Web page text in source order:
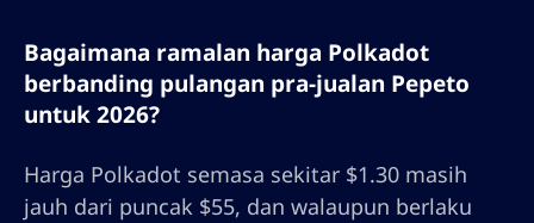
Bagaimana ramalan harga Polkadot
berbanding pulangan pra-jualan Pepeto
untuk 2026?
Harga Polkadot semasa sekitar $1.30 masih
jauh dari puncak $55, dan walaupun berlaku